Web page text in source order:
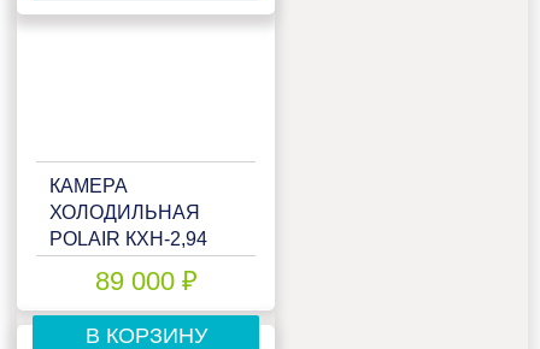
КАМЕРА
ХОЛОДИЛЬНАЯ
POLAIR КХН-2,94
80 ММ89 000 ₽
В КОРЗИНУ